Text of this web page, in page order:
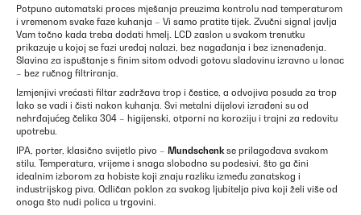
Potpuno automatski proces mješanja preuzima kontrolu nad temperaturom
i vremenom svake faze kuhanja – Vi samo pratite tijek. Zvučni signal javlja
Vam točno kada treba dodati hmelj. LCD zaslon u svakom trenutku
prikazuje u kojoj se fazi uređaj nalazi, bez nagađanja i bez iznenađenja.
Slavina za ispuštanje s finim sitom odvodi gotovu sladovinu izravno u lonac
– bez ručnog filtriranja.
Izmjenjivi vrećasti filtar zadržava trop i čestice, a odvojiva posuda za trop
lako se vadi i čisti nakon kuhanja. Svi metalni dijelovi izrađeni su od
nehrđajućeg čelika 304 – higijenski, otporni na koroziju i trajni za redovitu
upotrebu.
IPA, porter, klasično svijetlo pivo – Mundschenkse prilagođava svakom
stilu. Temperatura, vrijeme i snaga slobodno su podesivi, što ga čini
idealnim izborom za hobiste koji znaju razliku između zanatskog i
industrijskog piva. Odličan poklon za svakog ljubitelja piva koji želi više od
onoga što nudi polica u trgovini.